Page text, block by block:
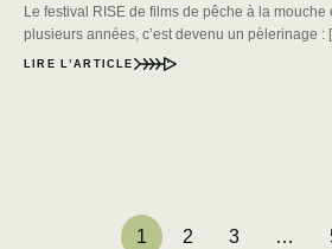
Le festival RISE de films de pêche à la
plusieurs années, c’est devenu un pèlerinage :
LIRE L’ARTICLE
1 2 3 …